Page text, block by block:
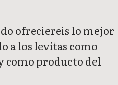
ofreciereis lo mejor
a los levitas como
como producto del